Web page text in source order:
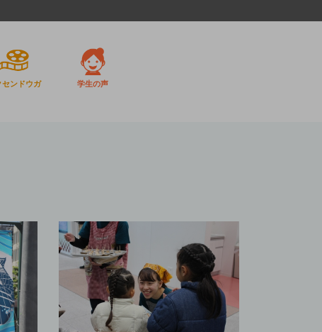
センドウガ 学生の声